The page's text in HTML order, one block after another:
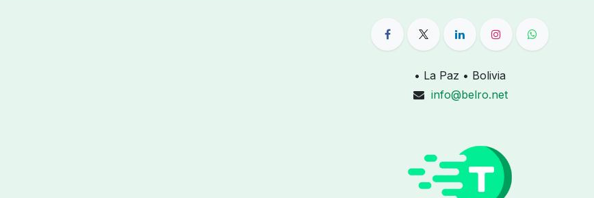
• La Paz • Bolivia
info@belro.net